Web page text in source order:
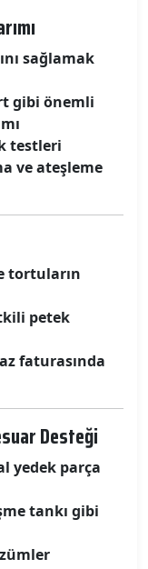
sağlamak
gibi önemli
testleri
ve ateşleme
tortuların
petek
faturasında
Desteği
yedek parça
tankı gibi